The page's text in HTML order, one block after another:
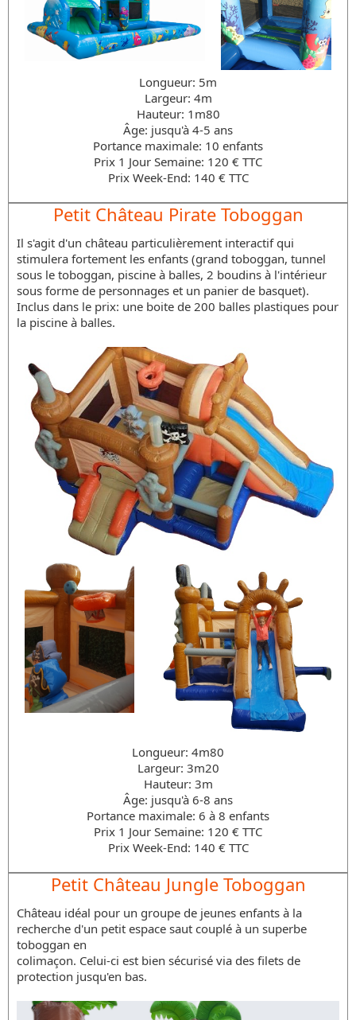
Longueur: 5m
Largeur: 4m
Hauteur: 1m80
Âge: jusqu'à 4-5 ans
Portance maximale: 10 enfants
Prix 1 Jour Semaine: 120 € TTC
Prix Week-End: 140 € TTC
Petit Château Pirate Toboggan
Il s'agit d'un château particulièrement interactif qui
stimulera fortement les enfants (grand toboggan, tunnel
sous le toboggan, piscine à balles, 2 boudins à l'intérieur
sous forme de personnages et un panier de basquet).
Inclus dans le prix: une boite de 200 balles plastiques pour
la piscine à balles.
Longueur: 4m80
Largeur: 3m20
Hauteur: 3m
Âge: jusqu'à 6-8 ans
Portance maximale: 6 à 8 enfants
Prix 1 Jour Semaine: 120 € TTC
Prix Week-End: 140 € TTC
Petit Château Jungle Toboggan
Château idéal pour un groupe de jeunes enfants à la
recherche d'un petit espace saut couplé à un superbe
toboggan en
colimaçon. Celui-ci est bien sécurisé via des filets de
protection jusqu'en bas.